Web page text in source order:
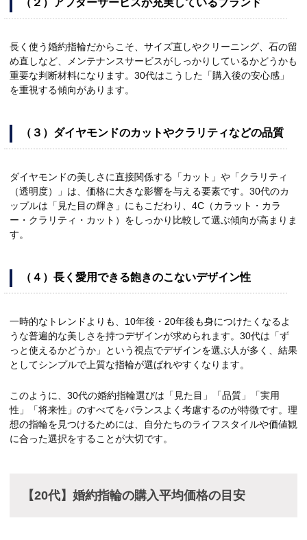
（２）アフターサービスが充実しているブランド
長く使う婚約指輪だからこそ、サイズ直しやクリーニング、石の留
め直しなど、メンテナンスサービスがしっかりしているかどうかも
重要な判断材料になります。30代はこうした「購入後の安心感」
を重視する傾向があります。
（３）ダイヤモンドのカットやクラリティなどの品質
ダイヤモンドの美しさに直接関係する「カット」や「クラリティ
（透明度）」は、価格に大きな影響を与える要素です。30代のカ
ップルは「見た目の輝き」にもこだわり、4C（カラット・カラ
ー・クラリティ・カット）をしっかり比較して選ぶ傾向が高まりま
す。
（４）長く愛用できる飽きのこないデザイン性
一時的なトレンドよりも、10年後・20年後も身につけたくなるよ
うな普遍的な美しさを持つデザインが求められます。30代は「ず
っと使えるかどうか」という視点でデザインを選ぶ人が多く、結果
としてシンプルで上質な指輪が選ばれやすくなります。
このように、30代の婚約指輪選びは「見た目」「品質」「実用
性」「将来性」のすべてをバランスよく考慮するのが特徴です。理
想の指輪を見つけるためには、自分たちのライフスタイルや価値観
に合った選択をすることが大切です。
【20代】婚約指輪の購入平均価格の目安